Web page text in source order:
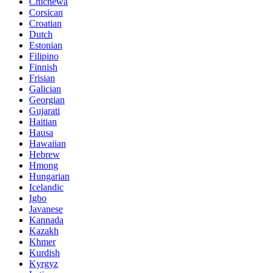
Corsican
Croatian
Dutch
Estonian
Filipino
Finnish
Frisian
Galician
Georgian
Gujarati
Haitian
Hausa
Hawaiian
Hebrew
Hmong
Hungarian
Icelandic
Igbo
Javanese
Kannada
Kazakh
Khmer
Kurdish
Kyrgyz